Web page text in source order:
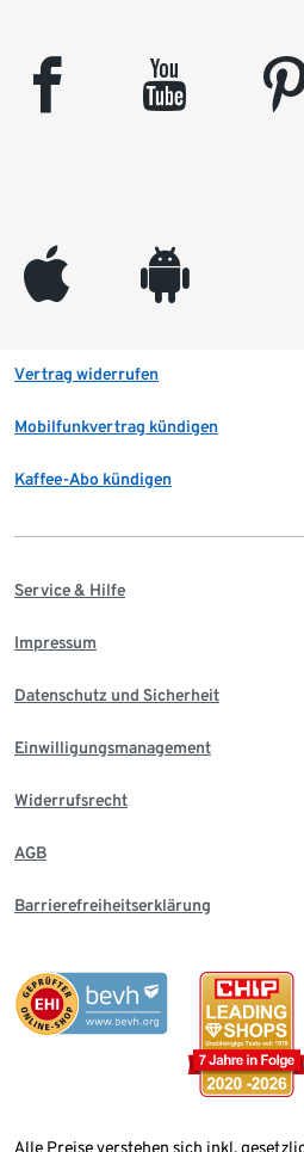
facebook youtube
appleinc android
Vertrag widerrufen
Mobilfunkvertrag kündigen
Kaffee-Abo kündigen
Service & Hilfe
Impressum
Datenschutz und Sicherheit
Einwilligungsmanagement
Widerrufsrecht
AGB
Barrierefreiheitserklärung
Alle Preise verstehen sich inkl.